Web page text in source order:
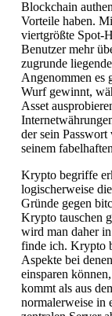
Blockchain
Vorteile haben.
viertgrößte Spot-
Benutzer mehr
zugrunde
Angenommen es
Wurf gewinnt,
Asset
der sein Passwort
seinem
Krypto begriffe
logischerweise
Gründe gegen
Krypto tauschen
wird man daher
finde ich. Krypto
Aspekte bei
einsparen
kommt als aus
normalerweise in